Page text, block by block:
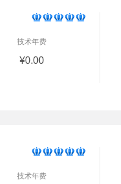
技术年费
¥0.00
技术年费